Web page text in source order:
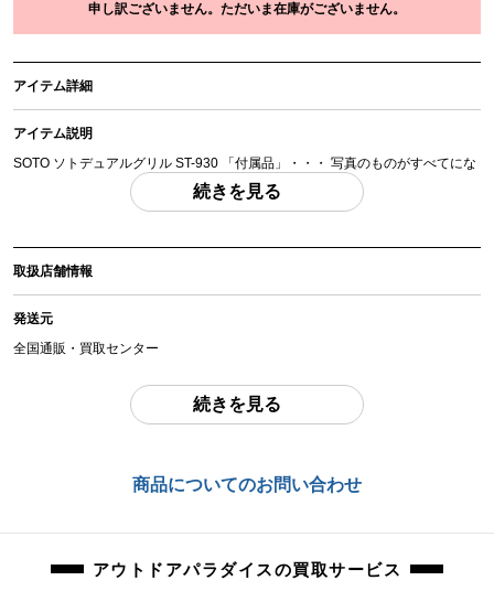
申し訳ございません。ただいま在庫がございません。
アイテム詳細
アイテム説明
SOTO ソトデュアルグリル ST-930 「付属品」・・・ 写真のものがすべてにな
(撮影、運搬備品は除く)
アイテム状態
中古：A（使用感の少ない美品）
保管時の傷、汚れ等はご了承くださいませ。
orb-2601280806-od-081567381
続きを見る
取扱店舗情報
発送元
全国通販・買取センター
東京都江戸川区中葛西6-10-15 2F
続きを見る
商品についてのお問い合わせ
アウトドアパラダイスの買取サービス